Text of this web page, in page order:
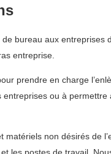
bureau aux
entreprise.
prendre en charge
ou à
non désirés de